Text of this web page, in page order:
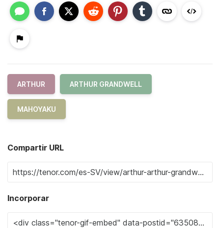
ARTHUR ARTHUR GRANDWELL
MAHOYAKU
Compartir URL
Incorporar